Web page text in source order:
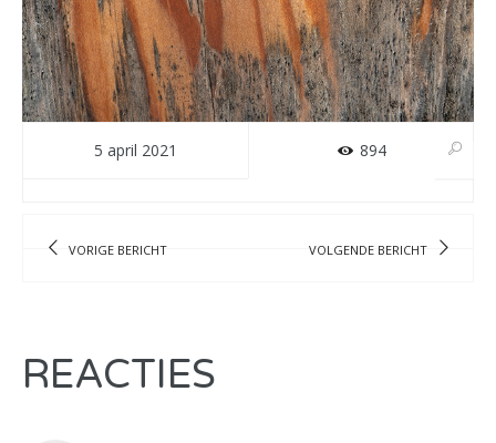
5 april 2021 894
VORIGE BERICHT VOLGENDE BERICHT
REACTIES